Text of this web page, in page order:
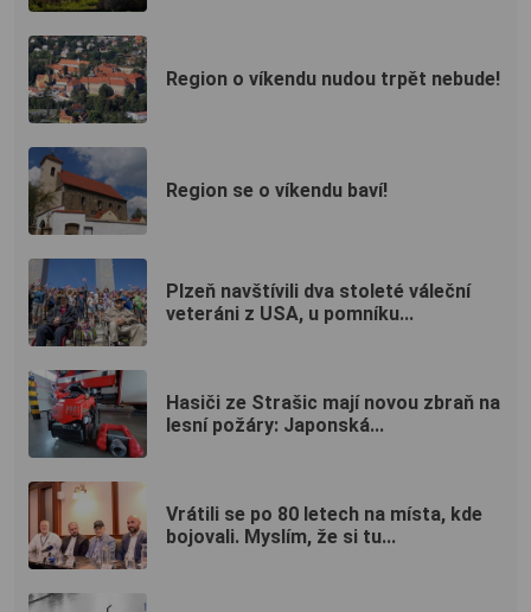
Region o víkendu nudou trpět nebude!
Region se o víkendu baví!
Plzeň navštívili dva stoleté váleční
veteráni z USA, u pomníku...
Hasiči ze Strašic mají novou zbraň na
lesní požáry: Japonská...
Vrátili se po 80 letech na místa, kde
bojovali. Myslím, že si tu...